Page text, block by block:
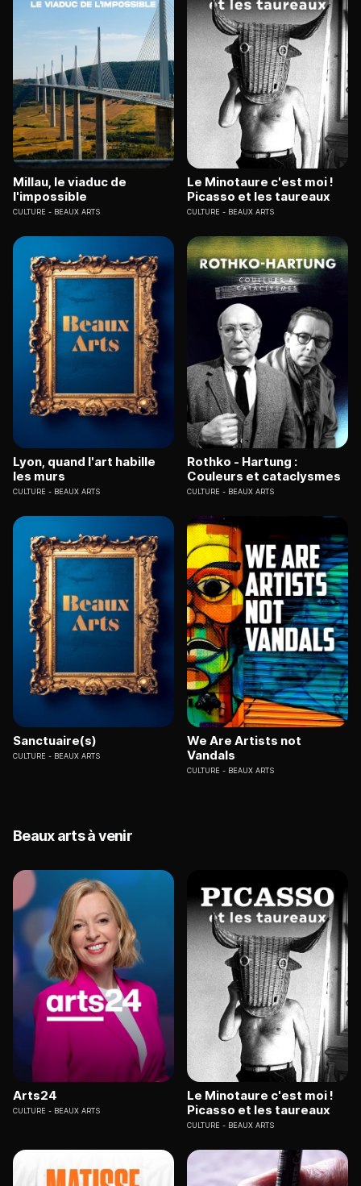
Millau, le viaduc de
l'impossible
CULTURE BEAUX ARTS
Le Minotaure c'est moi !
Picasso et les taureaux
CULTURE BEAUX ARTS
Lyon, quand l'art habille
les murs
CULTURE BEAUX ARTS
Rothko - Hartung :
Couleurs et cataclysmes
CULTURE BEAUX ARTS
Sanctuaire(s)
CULTURE BEAUX ARTS
We Are Artists not
Vandals
CULTURE BEAUX ARTS
Beaux arts à venir
Arts24
CULTURE BEAUX ARTS
Le Minotaure c'est moi !
Picasso et les taureaux
CULTURE BEAUX ARTS